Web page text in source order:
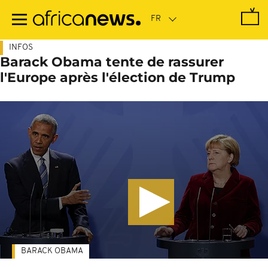
contenu
INFOS
Barack Obama tente de rassurer
l'Europe après l'élection de Trump
BARACK OBAMA